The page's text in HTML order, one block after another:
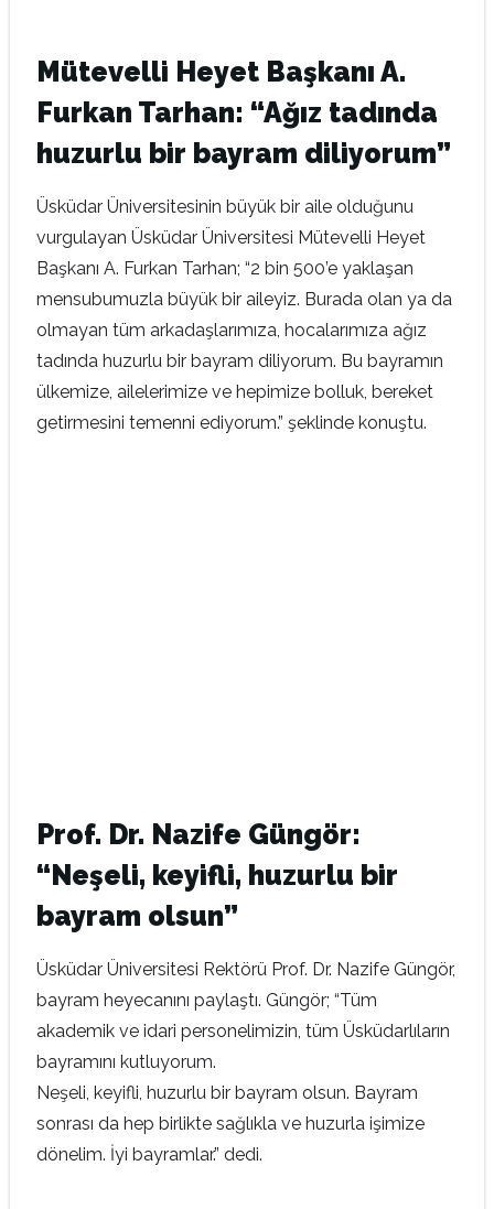
Mütevelli Heyet Başkanı A.
Furkan Tarhan: “Ağız tadında
huzurlu bir bayram diliyorum”
Üsküdar Üniversitesinin büyük bir aile olduğunu
vurgulayan Üsküdar Üniversitesi Mütevelli Heyet
Başkanı A. Furkan Tarhan; “2 bin 500’e yaklaşan
mensubumuzla büyük bir aileyiz. Burada olan ya da
olmayan tüm arkadaşlarımıza, hocalarımıza ağız
tadında huzurlu bir bayram diliyorum. Bu bayramın
ülkemize, ailelerimize ve hepimize bolluk, bereket
getirmesini temenni ediyorum.” şeklinde konuştu.
Prof. Dr. Nazife Güngör:
“Neşeli, keyifli, huzurlu bir
bayram olsun”
Üsküdar Üniversitesi Rektörü Prof. Dr. Nazife Güngör,
bayram heyecanını paylaştı. Güngör; “Tüm
akademik ve idari personelimizin, tüm Üsküdarlıların
bayramını kutluyorum.
Neşeli, keyifli, huzurlu bir bayram olsun. Bayram
sonrası da hep birlikte sağlıkla ve huzurla işimize
dönelim. İyi bayramlar.” dedi.